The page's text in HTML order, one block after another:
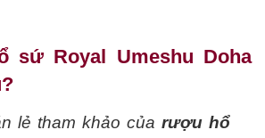
sứ Royal Umeshu Doha
lẻ tham khảo của rượu hổ